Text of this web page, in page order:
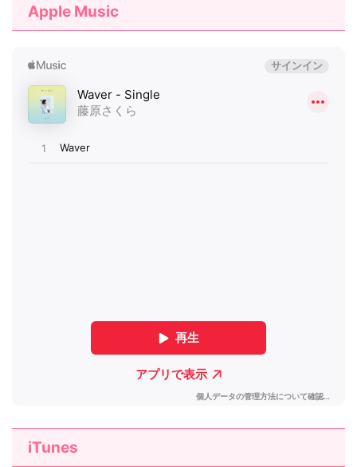
Apple Music
iTunes